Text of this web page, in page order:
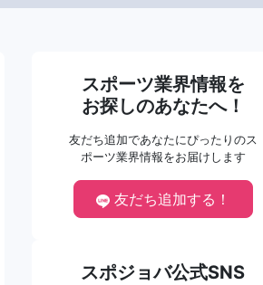
スポーツ業界情報を
お探しのあなたへ！
友だち追加であなたにぴったりのス
ポーツ業界情報をお届けします
友だち追加する！
スポジョバ公式SNS